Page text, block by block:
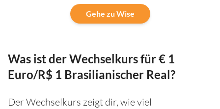
Gehe zu Wise
Was ist der Wechselkurs für € 1
Euro/R$ 1 Brasilianischer Real?
Der Wechselkurs zeigt dir, wie viel